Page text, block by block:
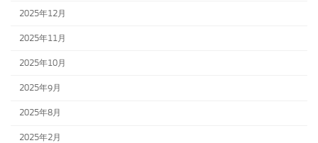
2025年12月
2025年11月
2025年10月
2025年9月
2025年8月
2025年2月